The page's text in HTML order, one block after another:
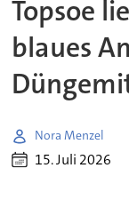
Topsoe
blaues
Nora Menzel
15. Juli 2026